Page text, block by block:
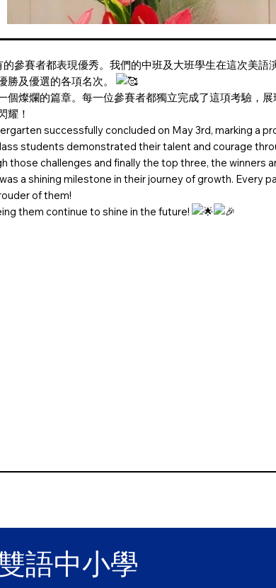
參賽者都表現優秀。我們的中班及大班學生在這次美語
及優選的各項名次。
燦爛的篇章。每一位參賽者都獨立完成了這項考驗，
耀！
successfully concluded on May 3rd, marking a
students demonstrated their talent and courage
those challenges and finally the top three, the winners
a shining milestone in their journey of growth. Every
of them!
them continue to shine in the future!
語中小學